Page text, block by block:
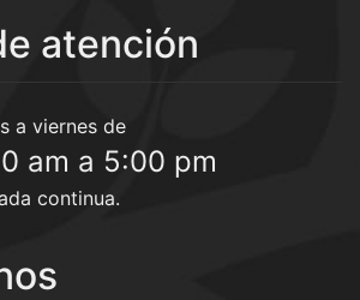
atención
a viernes de
am a 5:00 pm
continua.